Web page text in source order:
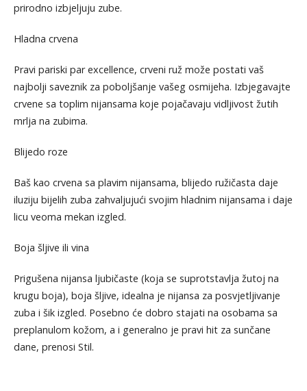
prirodno izbjeljuju zube.
Hladna crvena
Pravi pariski par excellence, crveni ruž može postati vaš
najbolji saveznik za poboljšanje vašeg osmijeha. Izbjegavajte
crvene sa toplim nijansama koje pojačavaju vidljivost žutih
mrlja na zubima.
Blijedo roze
Baš kao crvena sa plavim nijansama, blijedo ružičasta daje
iluziju bijelih zuba zahvaljujući svojim hladnim nijansama i daje
licu veoma mekan izgled.
Boja šljive ili vina
Prigušena nijansa ljubičaste (koja se suprotstavlja žutoj na
krugu boja), boja šljive, idealna je nijansa za posvjetljivanje
zuba i šik izgled. Posebno će dobro stajati na osobama sa
preplanulom kožom, a i generalno je pravi hit za sunčane
dane, prenosi Stil.